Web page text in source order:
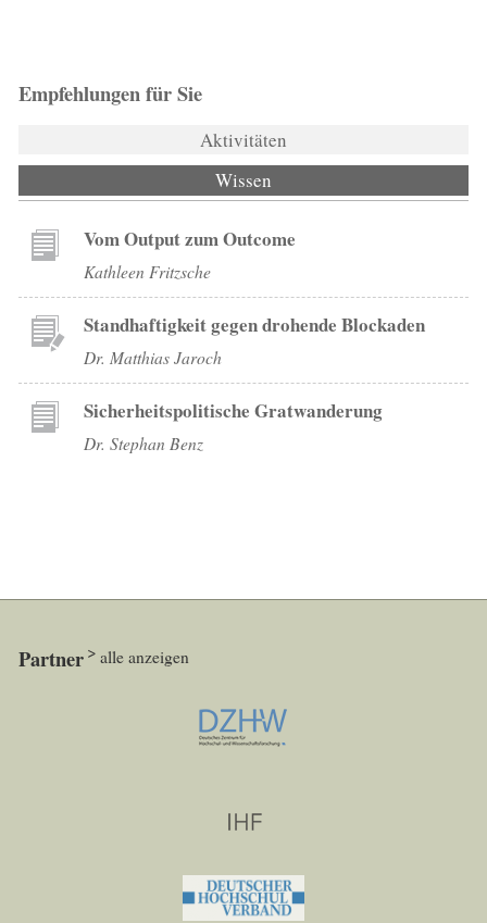
Empfehlungen für Sie
Aktivitäten
Wissen
Vom Output zum Outcome
Kathleen Fritzsche
Standhaftigkeit gegen drohende Blockaden
Dr. Matthias Jaroch
Sicherheitspolitische Gratwanderung
Dr. Stephan Benz
Partner alle anzeigen